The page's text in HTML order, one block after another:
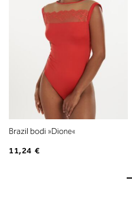
Brazil bodi »Dione«
11,24 €